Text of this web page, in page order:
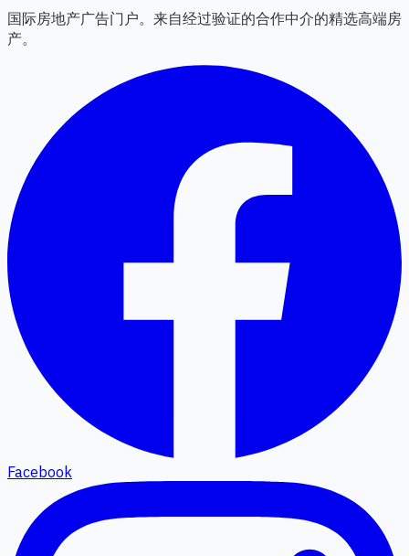
国际房地产广告门户。来自经过验证的合作中介的精选高端房
产。
Facebook